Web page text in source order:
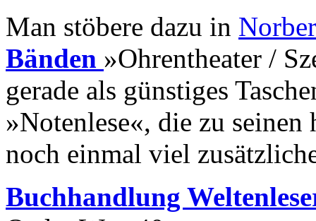
Man stöbere dazu in
Bänden »Ohrentheater /
gerade als günstiges
»Notenlese«, die zu
noch einmal viel
Buchhandlung